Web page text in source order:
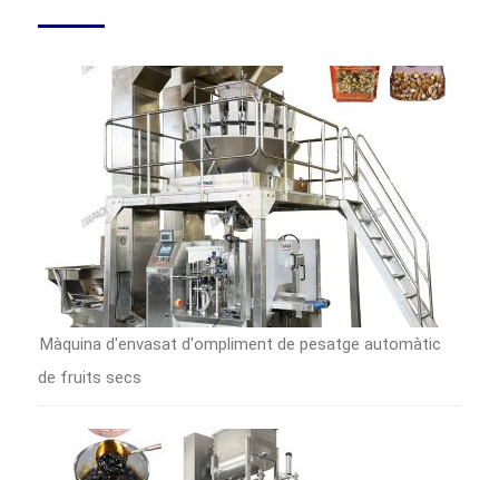
Màquina d'envasat d'ompliment de pesatge automàtic
de fruits secs